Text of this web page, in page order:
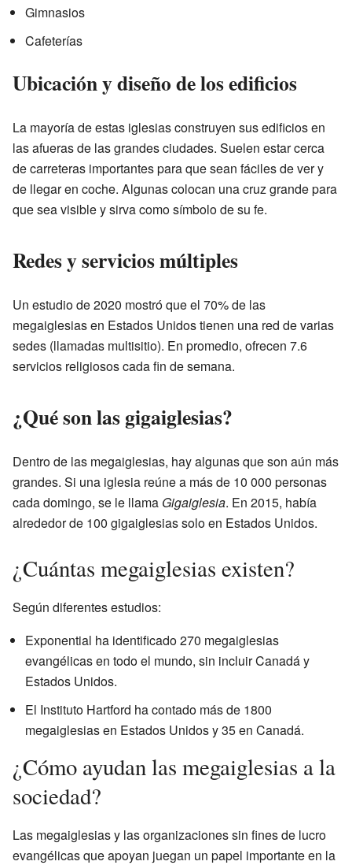
Gimnasios
Cafeterías
Ubicación y diseño de los edificios
La mayoría de estas iglesias construyen sus edificios en
las afueras de las grandes ciudades. Suelen estar cerca
de carreteras importantes para que sean fáciles de ver y
de llegar en coche. Algunas colocan una cruz grande para
que sea visible y sirva como símbolo de su fe.
Redes y servicios múltiples
Un estudio de 2020 mostró que el 70% de las
megaiglesias en Estados Unidos tienen una red de varias
sedes (llamadas multisitio). En promedio, ofrecen 7.6
servicios religiosos cada fin de semana.
¿Qué son las gigaiglesias?
Dentro de las megaiglesias, hay algunas que son aún más
grandes. Si una iglesia reúne a más de 10 000 personas
cada domingo, se le llama Gigaiglesia. En 2015, había
alrededor de 100 gigaiglesias solo en Estados Unidos.
¿Cuántas megaiglesias existen?
Según diferentes estudios:
Exponential ha identificado 270 megaiglesias
evangélicas en todo el mundo, sin incluir Canadá y
Estados Unidos.
El Instituto Hartford ha contado más de 1800
megaiglesias en Estados Unidos y 35 en Canadá.
¿Cómo ayudan las megaiglesias a la
sociedad?
Las megaiglesias y las organizaciones sin fines de lucro
evangélicas que apoyan juegan un papel importante en la